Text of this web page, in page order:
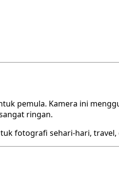
pemula. Kamera ini
ringan.
fotografi sehari-hari,